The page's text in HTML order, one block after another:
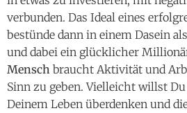
verbunden. Das Ideal eines
bestünde dann in einem Dasein
und dabei ein glücklicher
Mensch braucht Aktivität und
Sinn zu geben. Vielleicht willst
Deinem Leben überdenken und